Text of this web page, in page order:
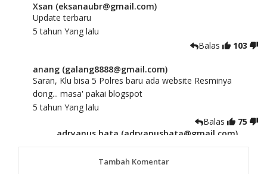
Xsan (eksanaubr@gmail.com)
Update terbaru
5 tahun Yang lalu
Balas
103
anang (galang8888@gmail.com)
Saran, Klu bisa 5 Polres baru ada website Resminya
dong... masa' pakai blogspot
5 tahun Yang lalu
Balas
75
adryanus bata (adryanusbata@gmail.com)
TKS atas saran dan masukannya, akan kami
tindaklanjutiTambah Komentar